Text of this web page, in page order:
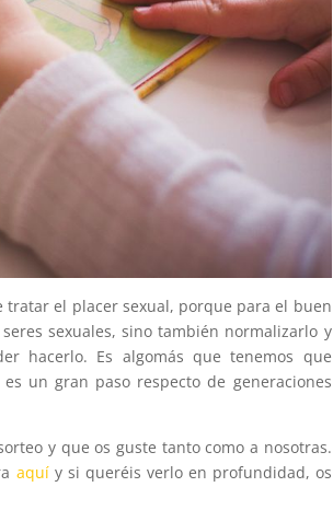
el placer sexual, porque para el buen
sexuales, sino también normalizarlo y
hacerlo. Es algomás que tenemos que
un gran paso respecto de generaciones
y que os guste tanto como a nosotras.
aquíy si queréis verlo en profundidad, os